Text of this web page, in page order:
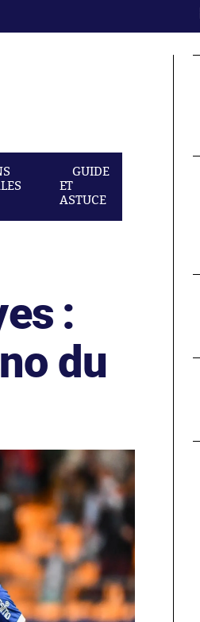
GUIDE
ET
ASTUCE
:
du